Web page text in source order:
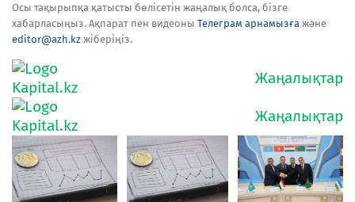
Осы тақырыпқа қатысты бөлісетін жаңалық болса, бізге
хабарласыңыз. Ақпарат пен видеоны Телеграм арнамызға және
editor@azh.kz жіберіңіз.